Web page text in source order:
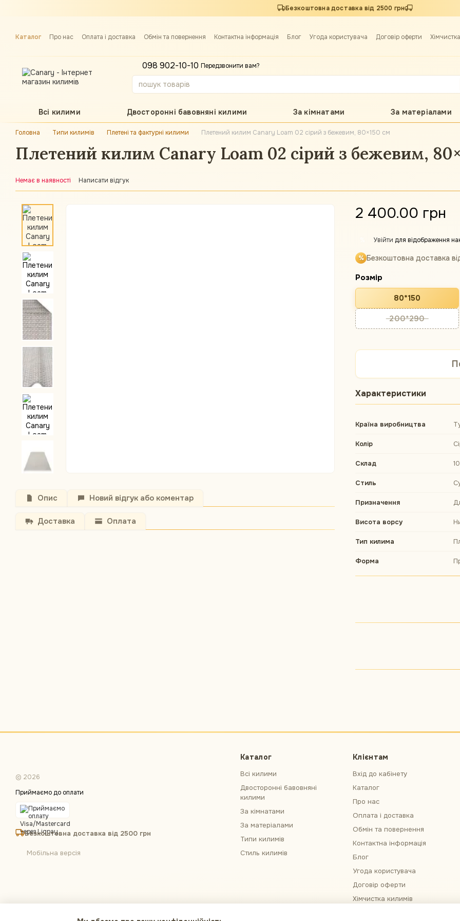
Безкоштовна доставка від 2500 грн
Каталог Про нас Оплата і доставка Обмін та повернення Контактна інформація Блог Угода користувача Договір оферти
098 902-10-10 Передзвонити вам?
Всі килими Двосторонні бавовняні килими За кімнатами За матеріалами
Головна Типи килимів Плетені та фактурні килими Плетений килим Canary Loam 02 сірий з бежевим, 80×150 см
Плетений килим Canary Loam 02 сірий з бежевим,
Немає в наявності Написати відгук
Опис Новий відгук або коментар
Доставка Оплата
2 400.00 грн
Увійти для відображення
Безкоштовна доставка
Розмір
80*150
200*290
Характеристики
Країна виробництва
Колір
Склад
Стиль
Призначення
Висота ворсу
Тип килима
Форма
© 2026
Приймаємо до оплати
Безкоштовна доставка від 2500 грн
Мобільна версія
Каталог
Всі килими
Двосторонні бавовняні
килими
За кімнатами
За матеріалами
Типи килимів
Стиль килимів
Клієнтам
Вхід до кабінету
Каталог
Про нас
Оплата і доставка
Обмін та повернення
Контактна інформація
Блог
Угода користувача
Договір оферти
Хімчистка килимів